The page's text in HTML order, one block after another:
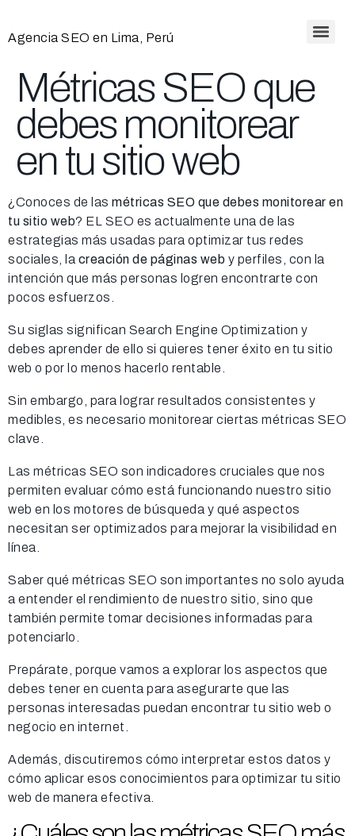
Agencia SEO en Lima, Perú
Métricas SEO que
debes monitorear
en tu sitio web
¿Conoces de las métricas SEO que debes monitorear en
tu sitio web? EL SEO es actualmente una de las
estrategias más usadas para optimizar tus redes
sociales, la creación de páginas web y perfiles, con la
intención que más personas logren encontrarte con
pocos esfuerzos.
Su siglas significan Search Engine Optimization y
debes aprender de ello si quieres tener éxito en tu sitio
web o por lo menos hacerlo rentable.
Sin embargo, para lograr resultados consistentes y
medibles, es necesario monitorear ciertas métricas SEO
clave.
Las métricas SEO son indicadores cruciales que nos
permiten evaluar cómo está funcionando nuestro sitio
web en los motores de búsqueda y qué aspectos
necesitan ser optimizados para mejorar la visibilidad en
línea.
Saber qué métricas SEO son importantes no solo ayuda
a entender el rendimiento de nuestro sitio, sino que
también permite tomar decisiones informadas para
potenciarlo.
Prepárate, porque vamos a explorar los aspectos que
debes tener en cuenta para asegurarte que las
personas interesadas puedan encontrar tu sitio web o
negocio en internet.
Además, discutiremos cómo interpretar estos datos y
cómo aplicar esos conocimientos para optimizar tu sitio
web de manera efectiva.